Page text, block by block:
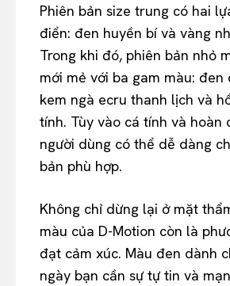
Phiên bản size trung có hai
điển: đen huyền bí và vàng
Trong khi đó, phiên bản nhỏ
mới mẻ với ba gam màu: đen
kem ngà ecru thanh lịch và
tính. Tùy vào cá tính và hoàn
người dùng có thể dễ dàng
bản phù hợp.
Không chỉ dừng lại ở mặt
màu của D-Motion còn là
đạt cảm xúc. Màu đen dành
ngày bạn cần sự tự tin và